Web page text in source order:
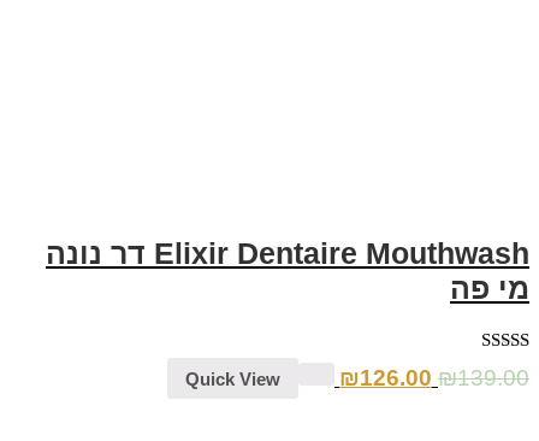
Elixir Dentaire Mouthwash דר נונה
מי פה
דורג 5.00
מתוך 5
₪139.00
₪126.00
Quick View